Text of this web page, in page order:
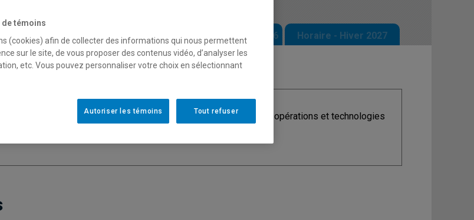
Horaire - Été 2026 Horaire - Automne 2026 Horaire - Hiver 2027
Discipline: Analytique, opérations et technologies
de témoins
(cookies) afin de collecter des informations qui nous permettent
sur le site, de vous proposer des contenus vidéo, d’analyser les
etc. Vous pouvez personnaliser votre choix en sélectionnant
Tout refuser
Autoriser les témoins